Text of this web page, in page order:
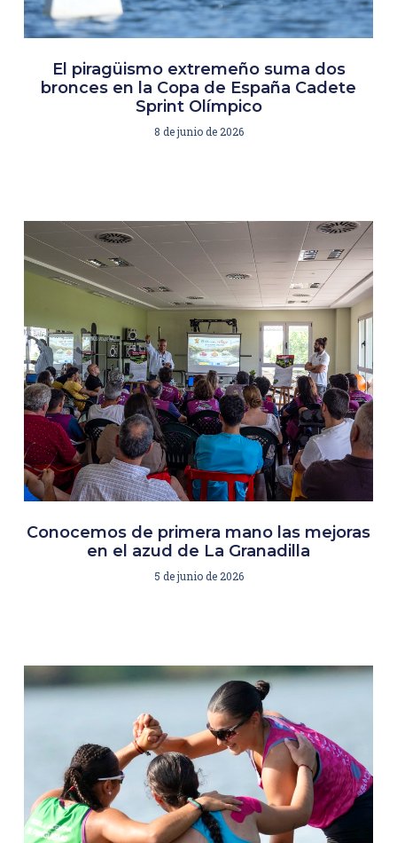
El piragüismo extremeño suma dos
bronces en la Copa de España Cadete
Sprint Olímpico
8 de junio de 2026
Conocemos de primera mano las mejoras
en el azud de La Granadilla
5 de junio de 2026